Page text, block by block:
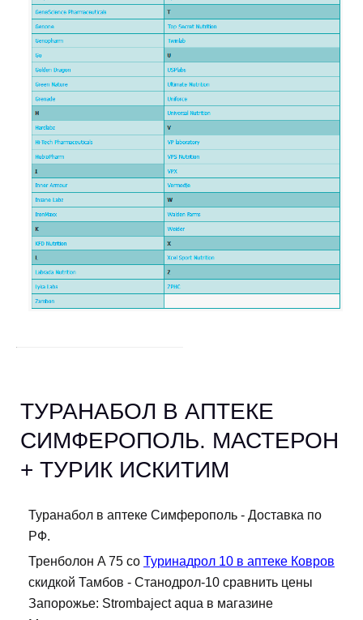
ТУРАНАБОЛ В АПТЕКЕ
СИМФЕРОПОЛЬ. МАСТЕРОН
+ ТУРИК ИСКИТИМ
Туранабол в аптеке Симферополь - Доставка по
РФ.
Тренболон A 75 со Туринадрол 10 в аптеке Ковров
скидкой Тамбов - Станодрол-10 сравнить цены
Запорожье: Strombaject aqua в магазине